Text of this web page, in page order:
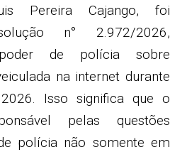
Pereira Cajango, foi
n° 2.972/2026,
de polícia sobre
na internet durante
Isso significa que o
pelas questões
polícia não somente em